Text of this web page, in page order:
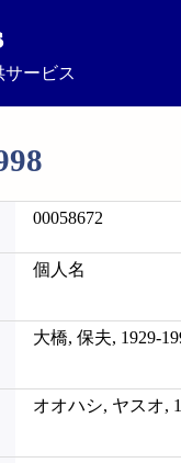
ービス
00058672
個人名
大橋, 保夫, 1929-
オオハシ, ヤスオ,